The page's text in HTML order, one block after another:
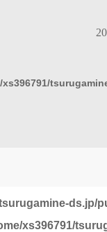
xs396791/
ds.jp/
xs396791/